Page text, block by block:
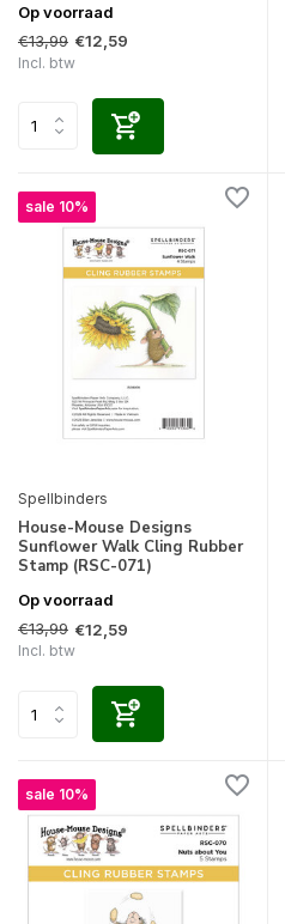
Op voorraad
€13,99 €12,59
Incl. btw
sale 10%
Spellbinders
House-Mouse Designs
Sunflower Walk Cling Rubber
Stamp (RSC-071)
Op voorraad
€13,99 €12,59
Incl. btw
sale 10%